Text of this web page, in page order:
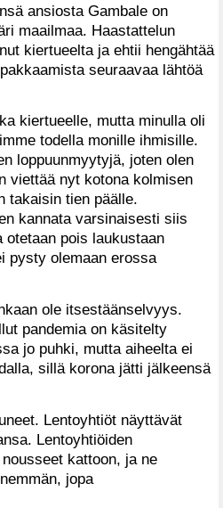
ansiosta Gambale on
maailmaa. Haastattelun
kiertueelta ja ehtii hengähtää
seuraavaa lähtöä
kiertueelle, mutta minulla oli
todella monille ihmisille.
loppuunmyytyjä, joten olen
viettää nyt kotona kolmisen
takaisin tien päälle.
kannata varsinaisesti siis
otetaan pois laukustaan
pysty olemaan erossa
ole itsestäänselvyys.
pandemia on käsitelty
jo puhki, mutta aiheelta ei
sillä korona jätti jälkeensä
Lentoyhtiöt näyttävät
Lentoyhtiöiden
kattoon, ja ne
jopa